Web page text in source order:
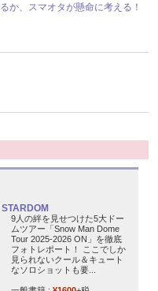
か、スマオタが懸命に考える！
9人の絆を見せつけた5大ドー
ムツアー「Snow Man Dome
Tour 2025-2026 ON」を徹底
フォトレポート！ ここでしか
見られないクール＆キュート
なソロショットも要...